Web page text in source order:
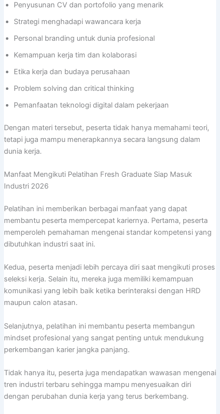
Penyusunan CV dan portofolio yang menarik
Strategi menghadapi wawancara kerja
Personal branding untuk dunia profesional
Kemampuan kerja tim dan kolaborasi
Etika kerja dan budaya perusahaan
Problem solving dan critical thinking
Pemanfaatan teknologi digital dalam pekerjaan
Dengan materi tersebut, peserta tidak hanya memahami teori,
tetapi juga mampu menerapkannya secara langsung dalam
dunia kerja.
Manfaat Mengikuti Pelatihan Fresh Graduate Siap Masuk
Industri 2026
Pelatihan ini memberikan berbagai manfaat yang dapat
membantu peserta mempercepat kariernya. Pertama, peserta
memperoleh pemahaman mengenai standar kompetensi yang
dibutuhkan industri saat ini.
Kedua, peserta menjadi lebih percaya diri saat mengikuti proses
seleksi kerja. Selain itu, mereka juga memiliki kemampuan
komunikasi yang lebih baik ketika berinteraksi dengan HRD
maupun calon atasan.
Selanjutnya, pelatihan ini membantu peserta membangun
mindset profesional yang sangat penting untuk mendukung
perkembangan karier jangka panjang.
Tidak hanya itu, peserta juga mendapatkan wawasan mengenai
tren industri terbaru sehingga mampu menyesuaikan diri
dengan perubahan dunia kerja yang terus berkembang.